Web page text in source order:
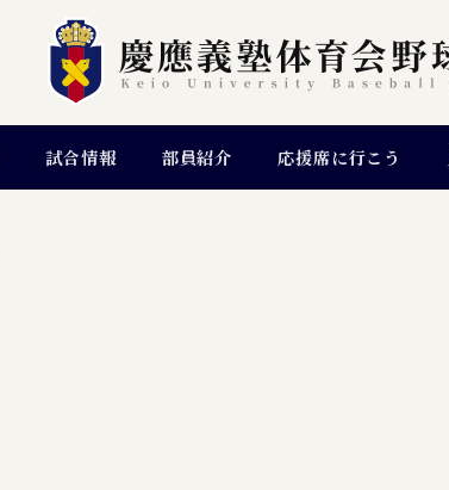
試合情報 部員紹介 応援席に行こう